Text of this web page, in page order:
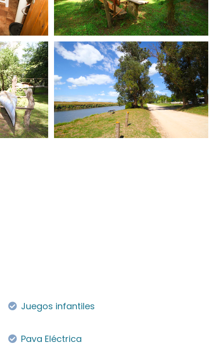
Juegos infantiles
Pava Eléctrica